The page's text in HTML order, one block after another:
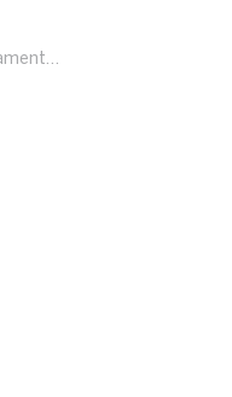
BTT Maggio 2025 Andamento del Business Travel : Razionalizzazione della spesa a fronte di volumi stabili